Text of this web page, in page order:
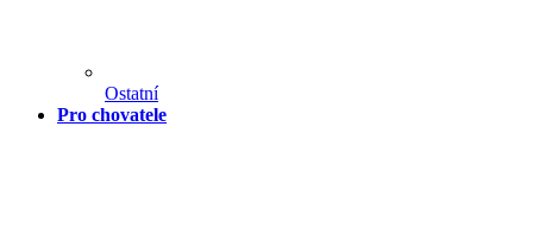
Ostatní
Pro chovatele